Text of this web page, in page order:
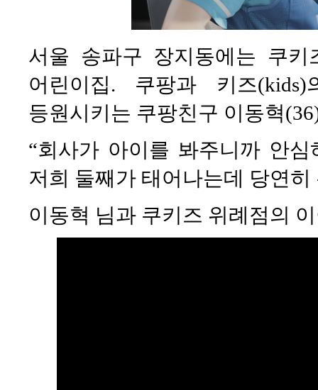
서울 송파구 장지동에는 쿠
어린이집. 쿠팡과 키즈
등원시키는 쿠팡친구 이동혁
“회사가 아이를 봐주니까 안
저희 둘째가 태어나는데 당연
이동혁 님과 쿠키즈 위례점의